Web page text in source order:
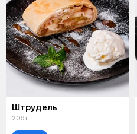
Штрудель
206 г